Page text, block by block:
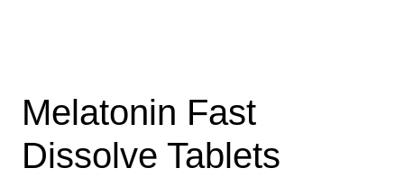
Melatonin Fast
Dissolve Tablets